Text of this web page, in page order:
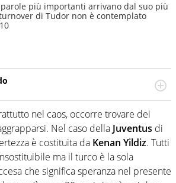
più importanti arrivano dal suo più
di Tudor non è contemplato
Diego e la tesi di laurea sugli stadi
Il calcio quale filo conduttore
passione e professione. Per Virgilio
e scandaglia l'universo
per antonomasia
nel caos, occorre trovare dei
Nel caso della Juventus di
è costituita da Kenan Yildiz. Tutti
ma il turco è la sola
che significa speranza nel presente